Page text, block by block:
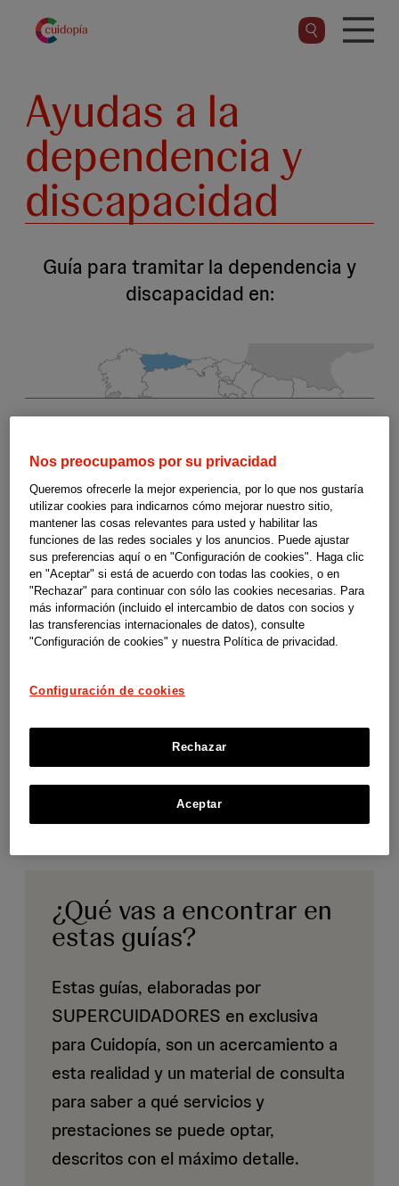
contenido
Ayudas a la
dependencia y
discapacidad
Guía para tramitar la dependencia y
discapacidad en:
Ayudas
a
la
dependencia
y
discapacidad
-
Asturias
¿Qué vas a encontrar en
estas guías?
Estas guías, elaboradas por
SUPERCUIDADORES en exclusiva
para Cuidopía, son un acercamiento a
esta realidad y un material de consulta
para saber a qué servicios y
prestaciones se puede optar,
descritos con el máximo detalle.
Ayudas a la dependencia en Asturias
Estas guías son un material de orientación y apoyo elaborado por
compañías de Johnson & Johnson en España. No somos responsables
tampoco de la actualización de las condiciones para ofrecer dichas
Nos preocupamos por su privacidad
Queremos ofrecerle la mejor experiencia, por lo que nos gustaría
utilizar cookies para indicarnos cómo mejorar nuestro sitio,
mantener las cosas relevantes para usted y habilitar las
funciones de las redes sociales y los anuncios. Puede ajustar
sus preferencias aquí o en "Configuración de cookies". Haga clic
en "Aceptar" si está de acuerdo con todas las cookies, o en
"Rechazar" para continuar con sólo las cookies necesarias. Para
más información (incluido el intercambio de datos con socios y
las transferencias internacionales de datos), consulte
"Configuración de cookies" y nuestra Política de privacidad.
Configuración de cookies
Rechazar
Aceptar